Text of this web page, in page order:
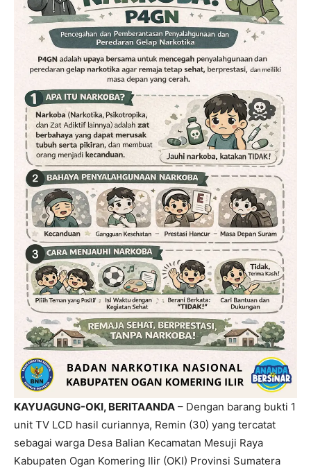
KAYUAGUNG-OKI, BERITAANDA – Dengan barang bukti 1
unit TV LCD hasil curiannya, Remin (30) yang tercatat
sebagai warga Desa Balian Kecamatan Mesuji Raya
Kabupaten Ogan Komering Ilir (OKI) Provinsi Sumatera